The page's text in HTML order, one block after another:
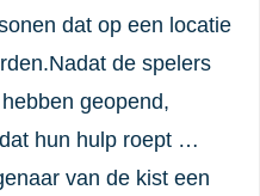
dat op een locatie
de spelers
geopend,
hun hulp roept …
van de kist een